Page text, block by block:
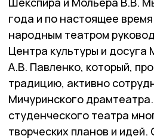
года и по настоящее
народным театром
Центра культуры и досуга
А.В. Павленко, который,
традицию, активно
Мичуринского
студенческого театра
творческих планов и идей.